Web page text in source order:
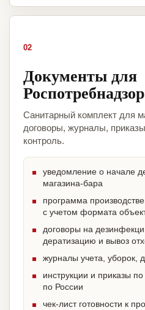
02
Документы для
Санитарный комплект для
договоры, журналы,
контроль.
уведомление о начале
магазина-бара
программа
с учетом формата
договоры на
дератизацию и вывоз
журналы учета, уборок,
инструкции и приказы
по России
чек-лист готовности к